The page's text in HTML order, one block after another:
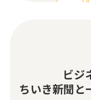
ビジ
ちいき新聞と